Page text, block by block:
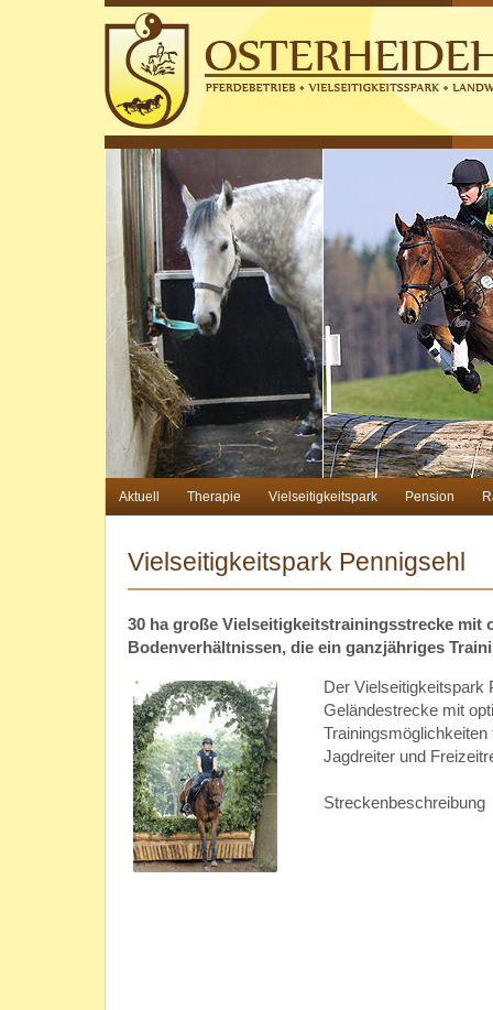
Aktuell Therapie Vielseitigkeitspark Pension
Vielseitigkeitspark Pennigsehl
30 ha große Vielseitigkeitstrainingsstrecke mit
Bodenverhältnissen, die ein ganzjähriges
Der Vielseitigkeitspark
Geländestrecke mit
Jagdreiter und
Streckenbeschreibung